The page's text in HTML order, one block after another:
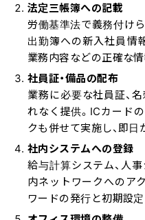
法定三帳簿への記載
労働基準法で義務付け
出勤簿への新入社員情
業務内容などの正確な
社員証・備品の配布
業務に必要な社員証、
れなく提供。ICカード
クも併せて実施し、即
社内システムへの登録
給与計算システム、人
内ネットワークへのア
ワードの発行と初期設